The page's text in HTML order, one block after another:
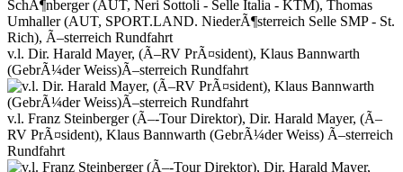
v.l. Dir. Harald Mayer, (Ã–RV PrÃ¤sident), Klaus Bannwarth
(GebrÃ¼der Weiss)Ã–sterreich Rundfahrt
v.l. Franz Steinberger (Ã–-Tour Direktor), Dir. Harald Mayer, (Ã–
RV PrÃ¤sident), Klaus Bannwarth (GebrÃ¼der Weiss) Ã–sterreich
Rundfahrt